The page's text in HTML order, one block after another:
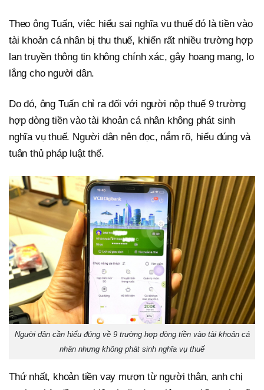
Theo ông Tuấn, việc hiểu sai nghĩa vụ thuế đó là tiền vào
tài khoản cá nhân bị thu thuế, khiến rất nhiều trường hợp
lan truyền thông tin không chính xác, gây hoang mang, lo
lắng cho người dân.
Do đó, ông Tuấn chỉ ra đối với người nộp thuế 9 trường
hợp dòng tiền vào tài khoản cá nhân không phát sinh
nghĩa vụ thuế. Người dân nên đọc, nắm rõ, hiểu đúng và
tuân thủ pháp luật thế.
Người dân cần hiểu đúng về 9 trường hợp dòng tiền vào tài khoản cá
nhân nhưng không phát sinh nghĩa vụ thuế
Thứ nhất, khoản tiền vay mượn từ người thân, anh chị